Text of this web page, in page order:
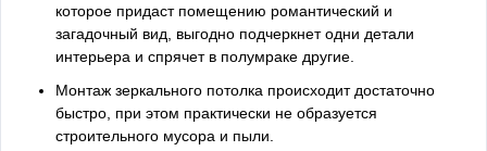
которое придаст помещению романтический и
загадочный вид, выгодно подчеркнет одни детали
интерьера и спрячет в полумраке другие.
Монтаж зеркального потолка происходит достаточно
быстро, при этом практически не образуется
строительного мусора и пыли.